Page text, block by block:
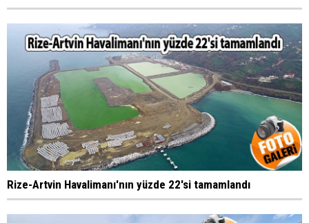
Rize-Artvin Havalimanı'nın yüzde 22'si tamamlandı